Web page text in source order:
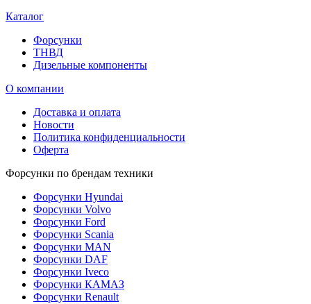
Каталог
Форсунки
ТНВД
Дизельные компоненты
О компании
Доставка и оплата
Новости
Политика конфиденциальности
Оферта
Форсунки по брендам техники
Форсунки Hyundai
Форсунки Volvo
Форсунки Ford
Форсунки Scania
Форсунки MAN
Форсунки DAF
Форсунки Iveco
Форсунки КАМАЗ
Форсунки Renault